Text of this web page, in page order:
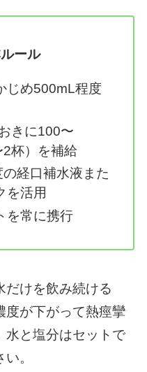
ール
じめ500mL程度
きに100〜
杯）を補給
経口補水液また
を活用
を常に携行
だけを飲み続ける
度が下がって熱痙攣
水と塩分はセットで
。